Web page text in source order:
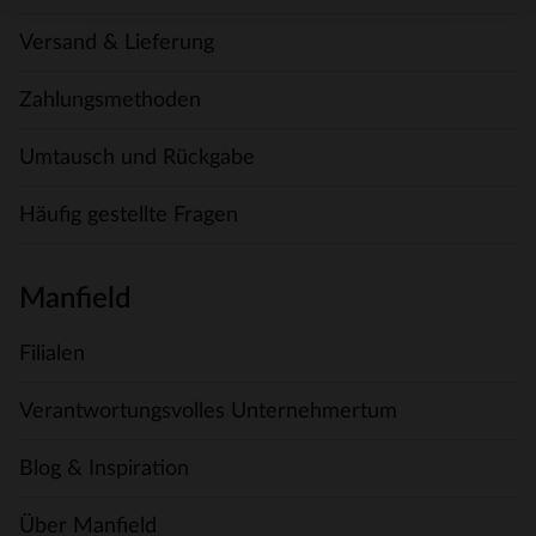
Versand & Lieferung
Zahlungsmethoden
Umtausch und Rückgabe
Häufig gestellte Fragen
Manfield
Filialen
Verantwortungsvolles Unternehmertum
Blog & Inspiration
Über Manfield